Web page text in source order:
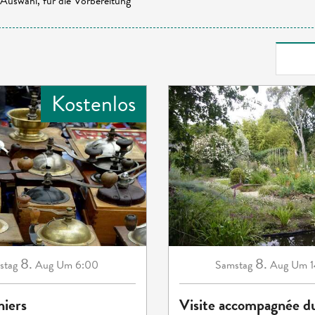
Kostenlos
8. Aug Um 6:00 Samstag 8. Aug Um
Visite accompagnée